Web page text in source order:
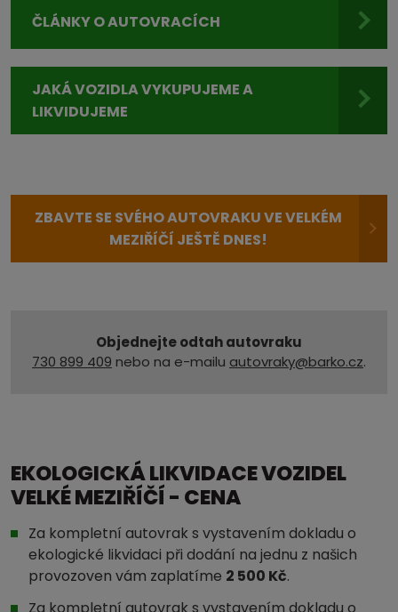
ČLÁNKY O AUTOVRACÍCH
JAKÁ VOZIDLA VYKUPUJEME A
LIKVIDUJEME
ZBAVTE SE SVÉHO AUTOVRAKU VE VELKÉM
MEZIŘÍČÍ JEŠTĚ DNES!
Objednejte odtah autovraku
730 899 409 nebo na e-mailu autovraky@barko.cz.
EKOLOGICKÁ LIKVIDACE VOZIDEL
VELKÉ MEZIŘÍČÍ - CENA
Za kompletní autovrak s vystavením dokladu o
ekologické likvidaci při dodání na jednu z našich
provozoven vám zaplatíme 2 500 Kč.
Za kompletní autovrak s vystavením dokladu o